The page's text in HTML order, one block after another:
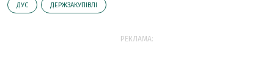
ДУС ДЕРЖЗАКУПІВЛІ
РЕКЛАМА: